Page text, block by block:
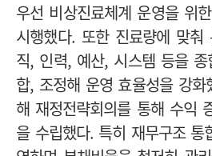
우선 비상진료체계 운영을 위
시행했다. 또한 진료량에 맞
직, 인력, 예산, 시스템 등을
합, 조정해 운영 효율성을 강화
해 재정전략회의를 통해 수익
을 수립했다. 특히 재무구조 통